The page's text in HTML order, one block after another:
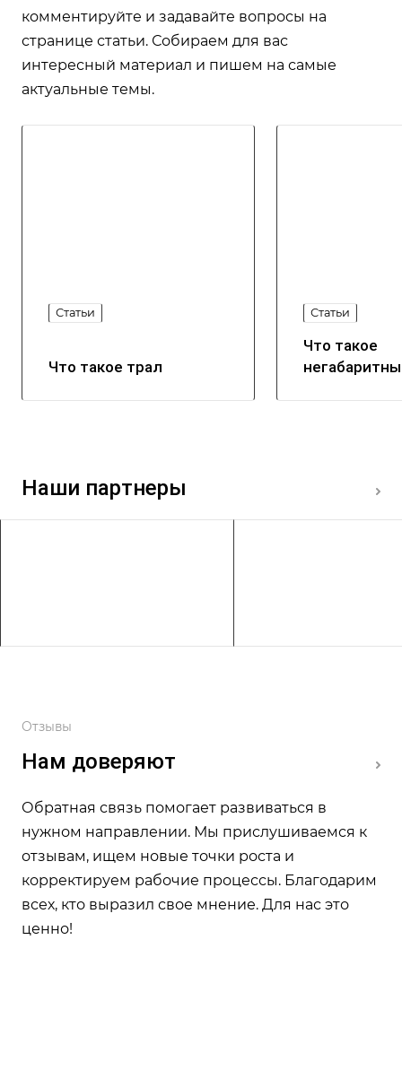
комментируйте и задавайте вопросы на
странице статьи. Собираем для вас
интересный материал и пишем на самые
актуальные темы.
Статьи
Что такое трал
Статьи
Что такое
Наши партнеры
Отзывы
Нам доверяют
Обратная связь помогает развиваться в
нужном направлении. Мы прислушиваемся к
отзывам, ищем новые точки роста и
корректируем рабочие процессы. Благодарим
всех, кто выразил свое мнение. Для нас это
ценно!